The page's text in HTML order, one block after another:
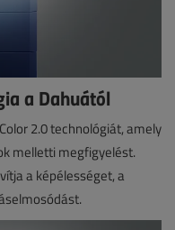
a Dahuától
2.0 technológiát, amely
melletti megfigyelést.
a képélességet, a